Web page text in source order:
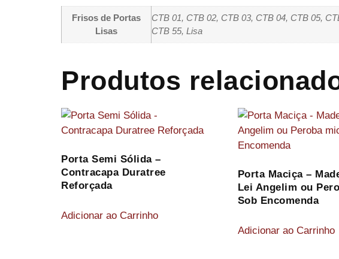
Frisos de Portas
Lisas
CTB 01, CTB 02, CTB 03, CTB 04, CTB 05,
CTB 55, Lisa
Produtos
Porta Semi Sólida –
Contracapa Duratree
Reforçada
Adicionar ao Carrinho
Porta Maciça –
Lei Angelim ou
Sob Encomenda
Adicionar ao Carrinho